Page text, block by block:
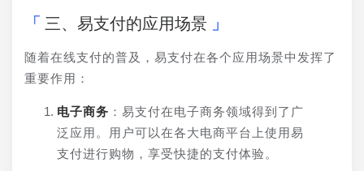
三、易支付的应用场景
随着在线支付的普及，易支付在各个应用场景中发挥了
重要作用：
电子商务 ：易支付在电子商务领域得到了广
泛应用。用户可以在各大电商平台上使用易
支付进行购物，享受快捷的支付体验。